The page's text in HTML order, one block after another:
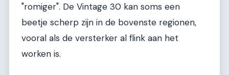
"romiger". De Vintage 30 kan soms een
beetje scherp zijn in de bovenste regionen,
vooral als de versterker al flink aan het
worken is.